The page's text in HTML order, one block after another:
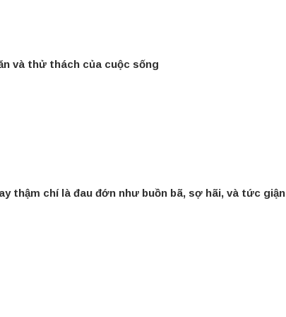
và thử thách của cuộc sống
thậm chí là đau đớn như buồn bã, sợ hãi, và tức